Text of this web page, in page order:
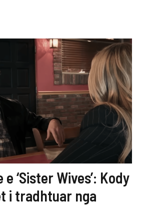
‘Sister Wives’: Kody
i tradhtuar nga